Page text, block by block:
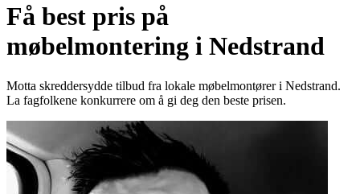
Få best pris på
møbelmontering i Nedstrand
Motta skreddersydde tilbud fra lokale møbelmontører i Nedstrand.
La fagfolkene konkurrere om å gi deg den beste prisen.